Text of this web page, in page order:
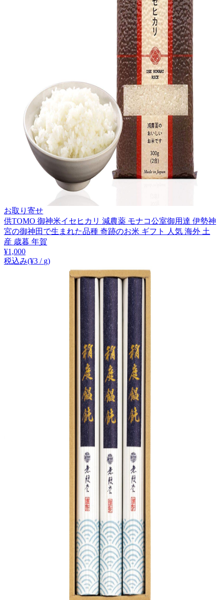
お取り寄せ
供TOMO 御神米イセヒカリ 減農薬 モナコ公室御用達 伊勢神
宮の御神田で生まれた品種 奇跡のお米 ギフト 人気 海外 土
産 歳暮 年賀
¥1,000
税込み(¥3 / g)